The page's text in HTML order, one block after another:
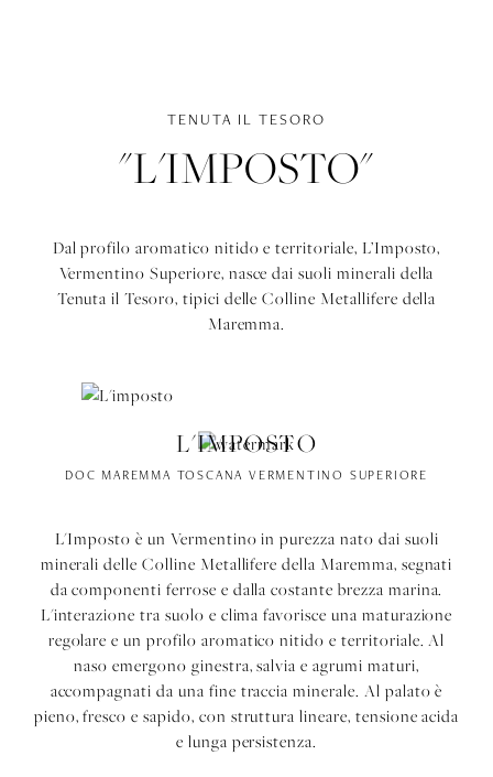
TENUTA IL TESORO
"L'IMPOSTO"
Dal profilo aromatico nitido e territoriale, L’Imposto,
Vermentino Superiore, nasce dai suoli minerali della
Tenuta il Tesoro, tipici delle Colline Metallifere della
Maremma.
L'IMPOSTO
DOC MAREMMA TOSCANA VERMENTINO SUPERIORE
L'Imposto è un Vermentino in purezza nato dai suoli
minerali delle Colline Metallifere della Maremma, segnati
da componenti ferrose e dalla costante brezza marina.
L'interazione tra suolo e clima favorisce una maturazione
regolare e un profilo aromatico nitido e territoriale. Al
naso emergono ginestra, salvia e agrumi maturi,
accompagnati da una fine traccia minerale. Al palato è
pieno, fresco e sapido, con struttura lineare, tensione acida
e lunga persistenza.